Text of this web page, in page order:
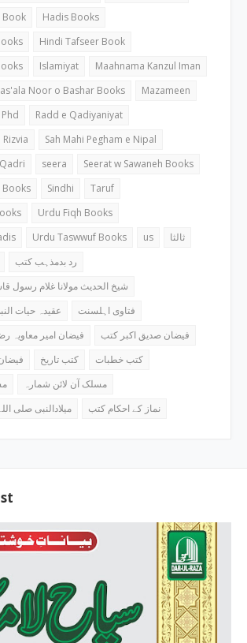
Book
Hadis Books
Hindi Tafseer Book
Islamiyat
Maahnama Kanzul Iman
Noor o Bashar Books
Mazameen
Phd
Radd e Qadiyaniyat
Sah Mahi Pegham e Nipal
seera
Seerat w Sawaneh Books
Books
Sindhi
Taruf
Urdu Fiqh Books
Urdu Taswwuf Books us
ثالثا
رد بدمذہب کتب
شیخ الحدیث مولانا غلام
عقیدہ حیات
فتاوی اہلسنت
فیضان امیر معاویہ
فیضان صدیق اکبر کتب
کتب تاریخ
کتب خطبات
مسلک آن لائن شمارہ
میلادالنبی صلی
نماز کے احکام کتب